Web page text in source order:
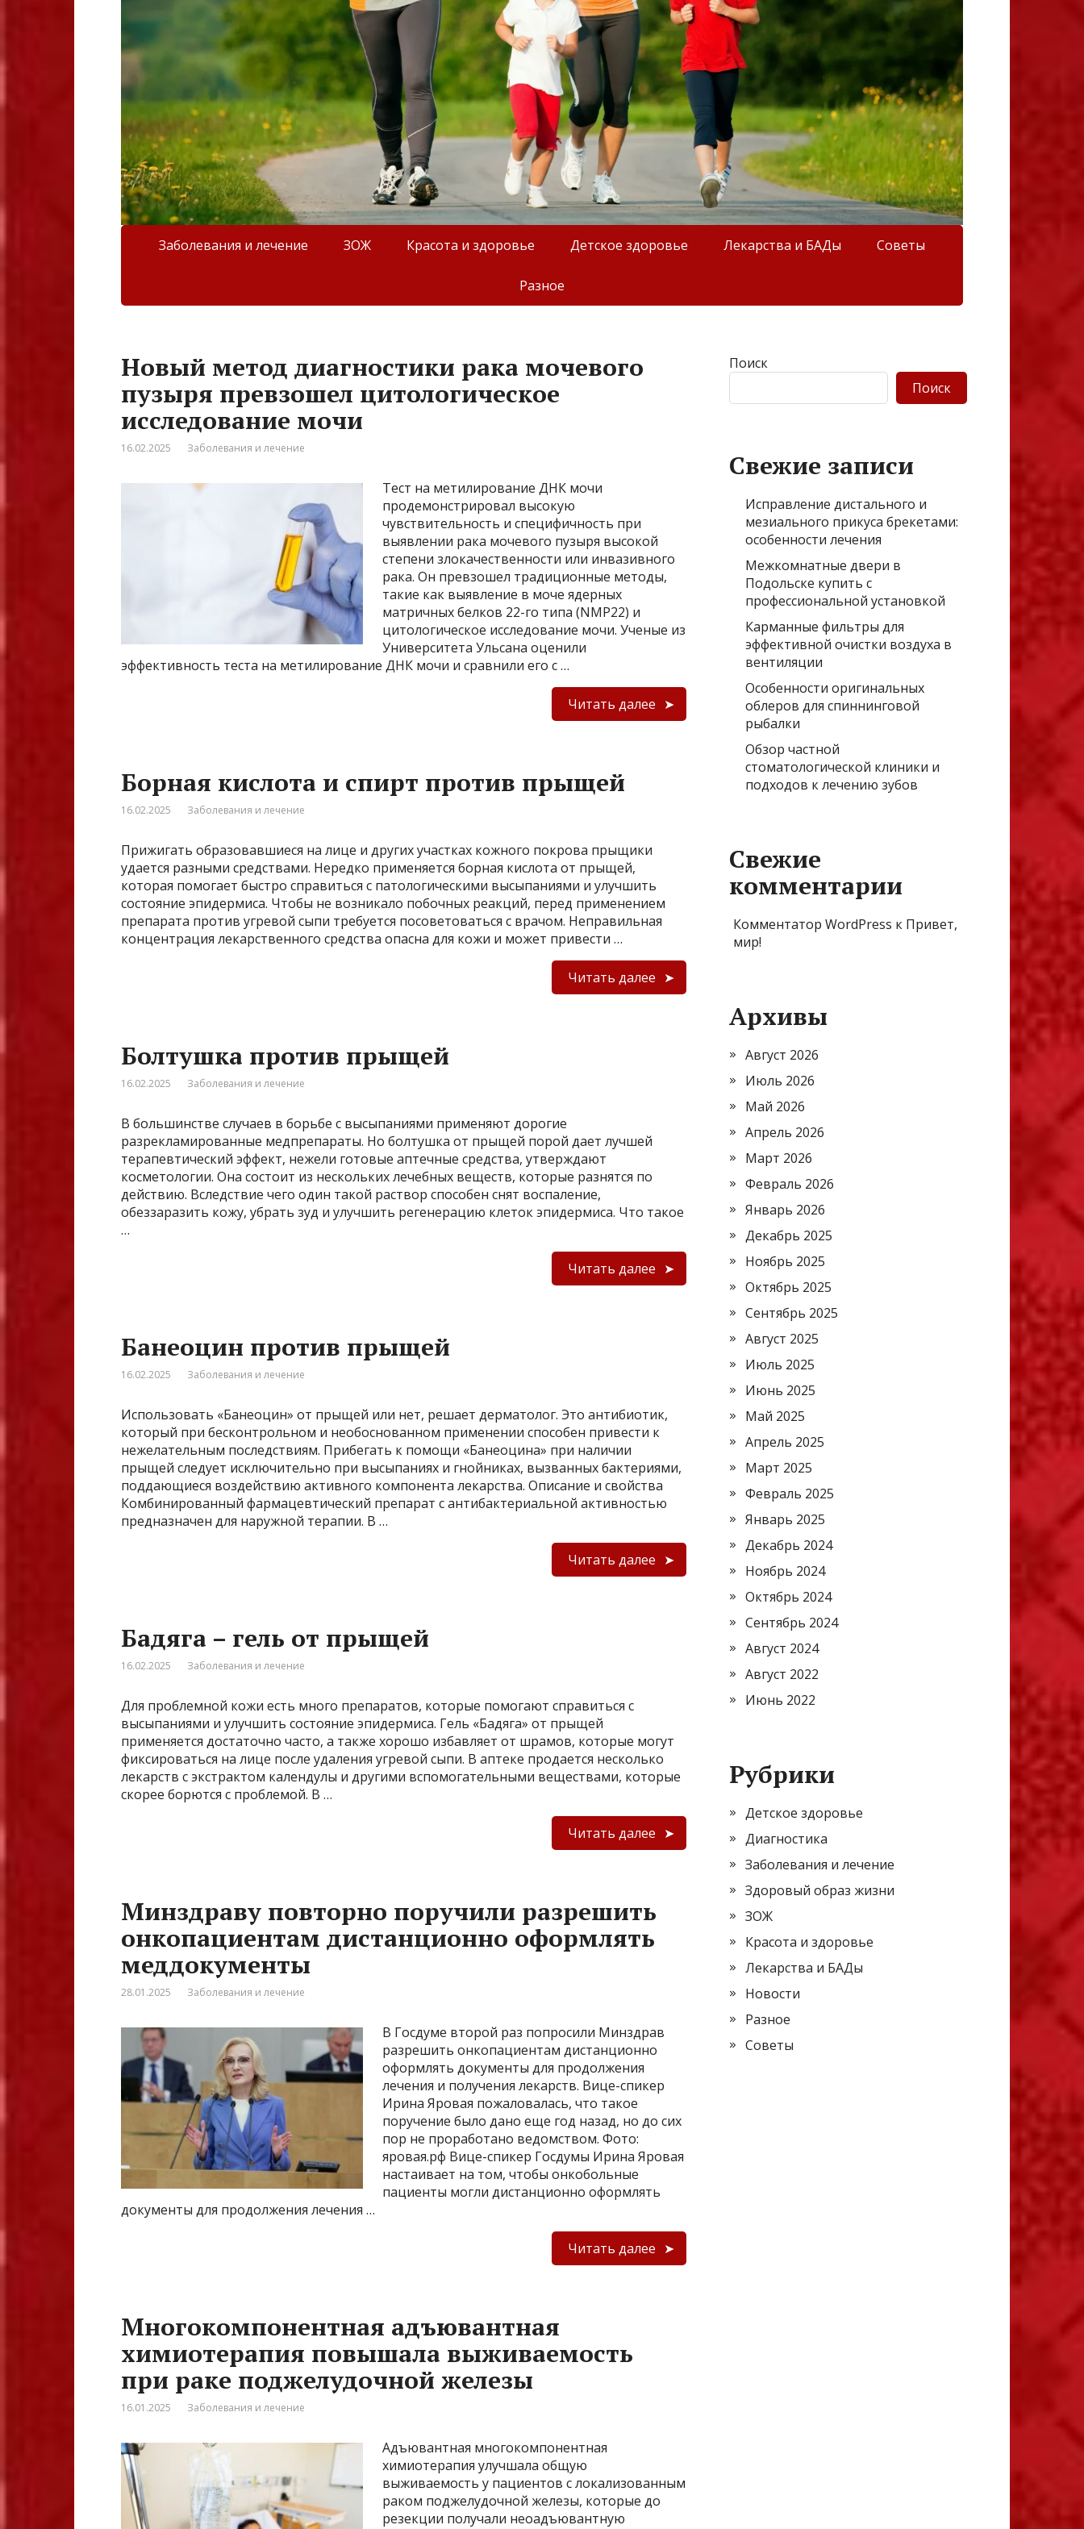
Заболевания и лечение ЗОЖ Красота и здоровье Детское здоровье Лекарства и БАДы Советы
Разное
Новый метод диагностики рака мочевого
пузыря превзошел цитологическое
исследование мочи
16.02.2025 Заболевания и лечение
Тест на метилирование ДНК мочи
продемонстрировал высокую
чувствительность и специфичность при
выявлении рака мочевого пузыря высокой
степени злокачественности или инвазивного
рака. Он превзошел традиционные методы,
такие как выявление в моче ядерных
матричных белков 22-го типа (NMP22) и
цитологическое исследование мочи. Ученые из
Университета Ульсана оценили
эффективность теста на метилирование ДНК мочи и сравнили его с …
Читать далее
Борная кислота и спирт против прыщей
16.02.2025 Заболевания и лечение
Прижигать образовавшиеся на лице и других участках кожного покрова прыщики
удается разными средствами. Нередко применяется борная кислота от прыщей,
которая помогает быстро справиться с патологическими высыпаниями и улучшить
состояние эпидермиса. Чтобы не возникало побочных реакций, перед применением
препарата против угревой сыпи требуется посоветоваться с врачом. Неправильная
концентрация лекарственного средства опасна для кожи и может привести …
Читать далее
Болтушка против прыщей
16.02.2025 Заболевания и лечение
В большинстве случаев в борьбе с высыпаниями применяют дорогие
разрекламированные медпрепараты. Но болтушка от прыщей порой дает лучшей
терапевтический эффект, нежели готовые аптечные средства, утверждают
косметологии. Она состоит из нескольких лечебных веществ, которые разнятся по
действию. Вследствие чего один такой раствор способен снят воспаление,
обеззаразить кожу, убрать зуд и улучшить регенерацию клеток эпидермиса. Что такое
…
Читать далее
Банеоцин против прыщей
16.02.2025 Заболевания и лечение
Использовать «Банеоцин» от прыщей или нет, решает дерматолог. Это антибиотик,
который при бесконтрольном и необоснованном применении способен привести к
нежелательным последствиям. Прибегать к помощи «Банеоцина» при наличии
прыщей следует исключительно при высыпаниях и гнойниках, вызванных бактериями,
поддающиеся воздействию активного компонента лекарства. Описание и свойства
Комбинированный фармацевтический препарат с антибактериальной активностью
предназначен для наружной терапии. В …
Читать далее
Бадяга – гель от прыщей
16.02.2025 Заболевания и лечение
Для проблемной кожи есть много препаратов, которые помогают справиться с
высыпаниями и улучшить состояние эпидермиса. Гель «Бадяга» от прыщей
применяется достаточно часто, а также хорошо избавляет от шрамов, которые могут
фиксироваться на лице после удаления угревой сыпи. В аптеке продается несколько
лекарств с экстрактом календулы и другими вспомогательными веществами, которые
скорее борются с проблемой. В …
Читать далее
Минздраву повторно поручили разрешить
онкопациентам дистанционно оформлять
меддокументы
28.01.2025 Заболевания и лечение
В Госдуме второй раз попросили Минздрав
разрешить онкопациентам дистанционно
оформлять документы для продолжения
лечения и получения лекарств. Вице-спикер
Ирина Яровая пожаловалась, что такое
поручение было дано еще год назад, но до сих
пор не проработано ведомством. Фото:
яровая.рф Вице-спикер Госдумы Ирина Яровая
настаивает на том, чтобы онкобольные
пациенты могли дистанционно оформлять
документы для продолжения лечения …
Читать далее
Многокомпонентная адъювантная
химиотерапия повышала выживаемость
при раке поджелудочной железы
16.01.2025 Заболевания и лечение
Адъювантная многокомпонентная
химиотерапия улучшала общую
выживаемость у пациентов с локализованным
раком поджелудочной железы, которые до
резекции получали неоадъювантную
Поиск
Поиск
Свежие записи
Исправление дистального и
мезиального прикуса брекетами:
особенности лечения
Межкомнатные двери в
Подольске купить с
профессиональной установкой
Карманные фильтры для
эффективной очистки воздуха в
вентиляции
Особенности оригинальных
облеров для спиннинговой
рыбалки
Обзор частной
стоматологической клиники и
подходов к лечению зубов
Свежие
комментарии
Комментатор WordPress к Привет,
мир!
Архивы
Август 2026
Июль 2026
Май 2026
Апрель 2026
Март 2026
Февраль 2026
Январь 2026
Декабрь 2025
Ноябрь 2025
Октябрь 2025
Сентябрь 2025
Август 2025
Июль 2025
Июнь 2025
Май 2025
Апрель 2025
Март 2025
Февраль 2025
Январь 2025
Декабрь 2024
Ноябрь 2024
Октябрь 2024
Сентябрь 2024
Август 2024
Август 2022
Июнь 2022
Рубрики
Детское здоровье
Диагностика
Заболевания и лечение
Здоровый образ жизни
ЗОЖ
Красота и здоровье
Лекарства и БАДы
Новости
Разное
Советы